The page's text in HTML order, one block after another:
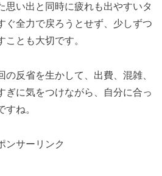
思い出と同時に疲れも出やすいタ
ぐ全力で戻ろうとせず、少しずつ
ことも大切です。
の反省を生かして、出費、混雑、
ぎに気をつけながら、自分に合っ
ね。
ンサーリンク